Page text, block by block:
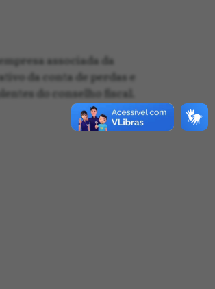
associada da
da conta de perdas e
do conselho fiscal.